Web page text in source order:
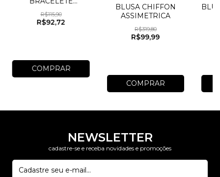
ONDULADA
MARTELADA
R$115,90
R$92,72
COMPRAR
BLUSA CHIFFON
ASSIMETRICA
R$319,80
R$99,99
COMPRAR
NEWSLETTER
cadastre-se e receba novidades e promoções